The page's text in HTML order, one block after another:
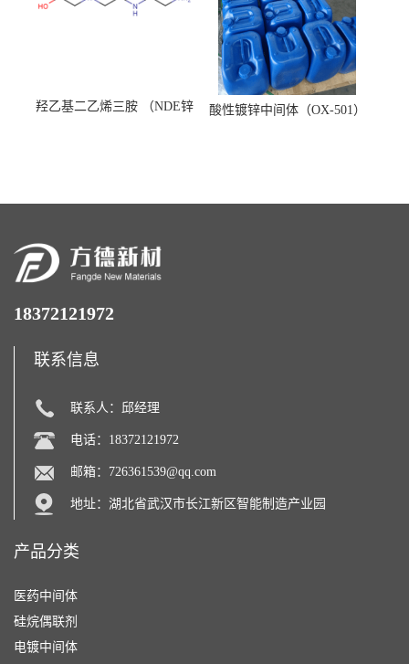
羟乙基二乙烯三胺 （NDE锌
酸性镀锌中间体（OX-501）
18372121972
联系信息
联系人：邱经理
电话：18372121972
邮箱： 726361539@qq.com
地址：湖北省武汉市长江新区智能制造产业园
产品分类
医药中间体
硅烷偶联剂
电镀中间体